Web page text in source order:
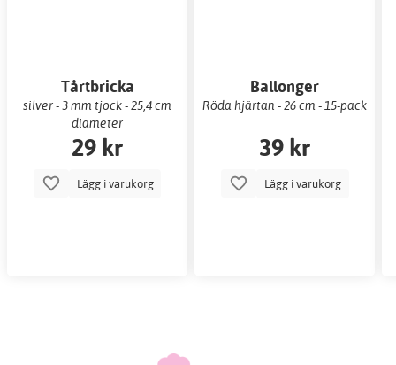
Tårtbricka
silver - 3 mm tjock - 25,4 cm
diameter
29 kr
Lägg i varukorg
Ballonger
Röda hjärtan - 26 cm - 15-pack
39 kr
Lägg i varukorg